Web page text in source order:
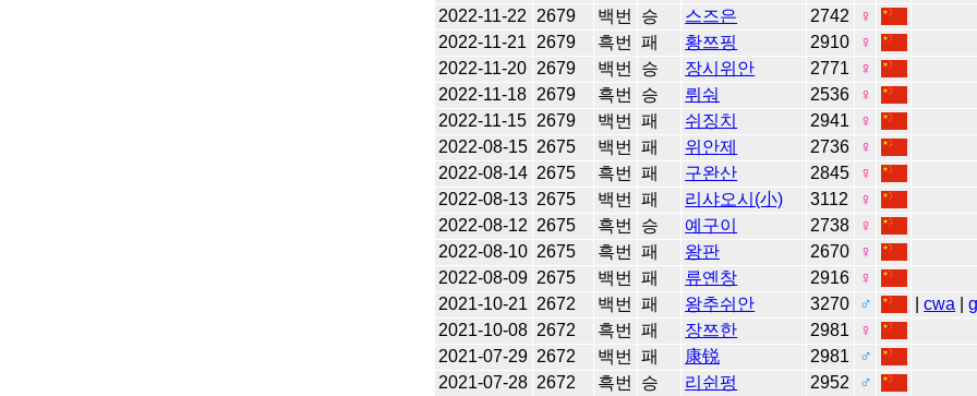
2022-11-22
2679 백번 승 스즈은 2742
♀
2022-11-21
2679 흑번 패 황쯔핑 2910
♀
2022-11-20 2679 백번 승 장시위안 2771
♀
2022-11-18 2679 흑번 승 뤼숴 2536
♀
2022-11-15 2679 백번 패 쉬징치 2941
♀
2022-08-15 2675 백번 패 위안제 2736
♀
2022-08-14 2675 흑번 패 구완산 2845
♀
2022-08-13 2675 백번 패 리샤오시(小) 3112
♀
2022-08-12 2675 흑번 승 예구이 2738
♀
2022-08-10 2675 흑번 패 왕판 2670
♀
2022-08-09 2675 백번 패 류옌창 2916
♀
2021-10-21 2672 백번 패 왕추쉬안 3270 ♂ |cwa |
2021-10-08 2672 흑번 패 장쯔한 2981
♀
2021-07-29 2672 백번 패 康锐 2981
♂
2021-07-28 2672 흑번 승 리쉰펑 2952 ♂